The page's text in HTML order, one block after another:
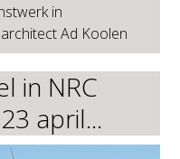
in
Ad Koolen
in NRC
april...